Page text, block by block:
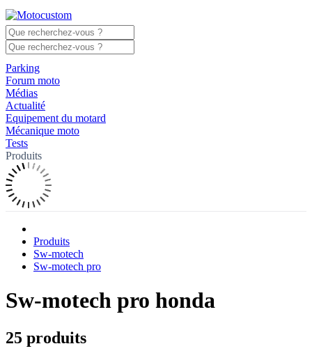
Parking
Forum moto
Médias
Actualité
Equipement du motard
Mécanique moto
Tests
Produits
Produits
Sw-motech
Sw-motech pro
Sw-motech pro honda
25 produits